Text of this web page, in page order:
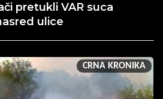
pretukli VAR suca
ulice
CRNA KRONIKA